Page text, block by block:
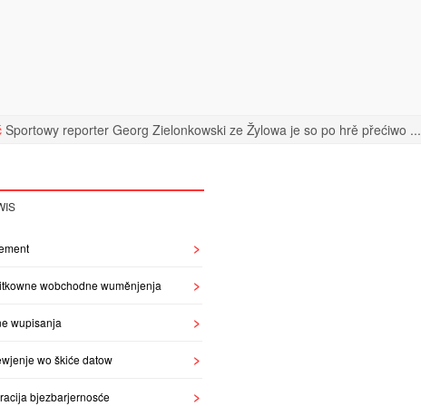
Sportowy reporter Georg Zielonkowski ze Žylowa je so po hrě přećiwo ...
wobchodne wuměnjenja
wupisanja
wo škiće datow
bjezbarjernosće